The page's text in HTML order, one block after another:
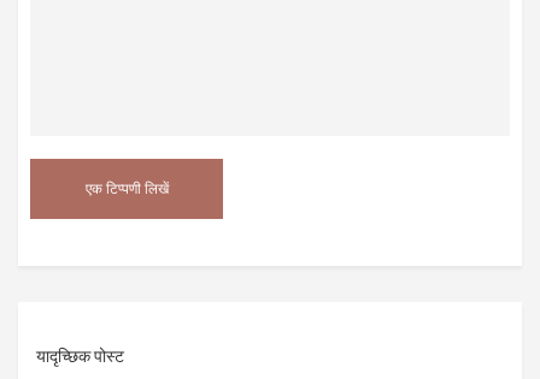
यादृच्छिक पोस्ट